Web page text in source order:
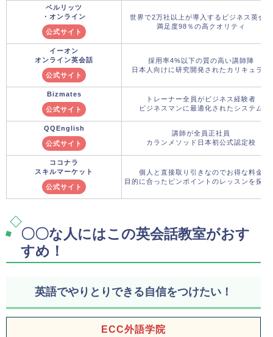
ベルリッツ
・オンライン
公式サイト
世界で2万社以上が導入するビジネス英会話
満足度98％の高クオリティ
イーオン
オンライン英会話
公式サイト
採用率4%以下の質の高い講師陣
日本人向けに研究開発されたカリキュラム
Bizmates
公式サイト
トレーナー全員がビジネス経験者
ビジネスマンに最適化されたシステム
QQEnglish
公式サイト
講師が全員正社員
カランメソッド日本初公式認定校
ココナラ
スキルマーケット
公式サイト
個人と直接取り引きなのでお得な料金
目的に合ったピンポイントのレッスンを探せ
〇〇な人にはこの英会話教室がおす
すめ！
英語でやりとりできる自信をつけたい！
ECC外語学院